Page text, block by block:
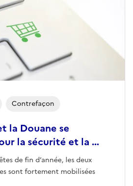
Contrefaçon
la Douane se
la sécurité et la ...
de fin d’année, les deux
sont fortement mobilisées